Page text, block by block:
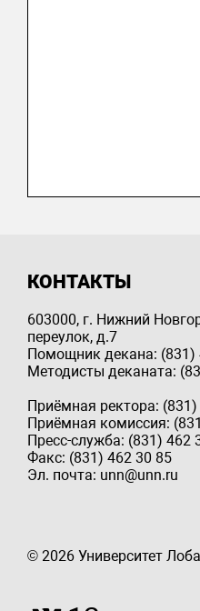
КОНТАКТЫ
603000, г. Нижний
переулок, д.7
Помощник декана: (831)
Методисты деканата:
Приёмная ректора:
Приёмная комиссия:
Пресс-служба: (831) 462
Факс: (831) 462 30 85
Эл. почта: unn@unn.ru
© 2026 Университет